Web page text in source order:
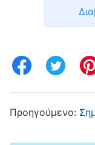
άλλαζε. Μου
της κομητείας,
άλλο
έδειχνε, κι
ειλικρινή
Προηγούμενο: